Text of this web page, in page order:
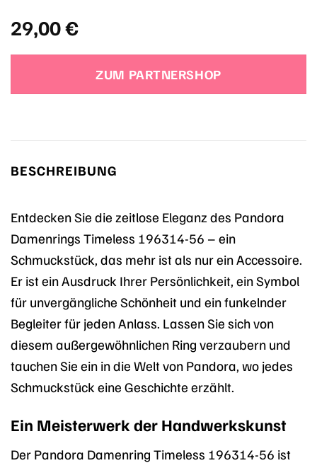
29,00€
ZUM PARTNERSHOP
BESCHREIBUNG
Entdecken Sie die zeitlose Eleganz des Pandora
Damenrings Timeless 196314-56 – ein
Schmuckstück, das mehr ist als nur ein Accessoire.
Er ist ein Ausdruck Ihrer Persönlichkeit, ein Symbol
für unvergängliche Schönheit und ein funkelnder
Begleiter für jeden Anlass. Lassen Sie sich von
diesem außergewöhnlichen Ring verzaubern und
tauchen Sie ein in die Welt von Pandora, wo jedes
Schmuckstück eine Geschichte erzählt.
Ein Meisterwerk der Handwerkskunst
Der Pandora Damenring Timeless 196314-56 ist